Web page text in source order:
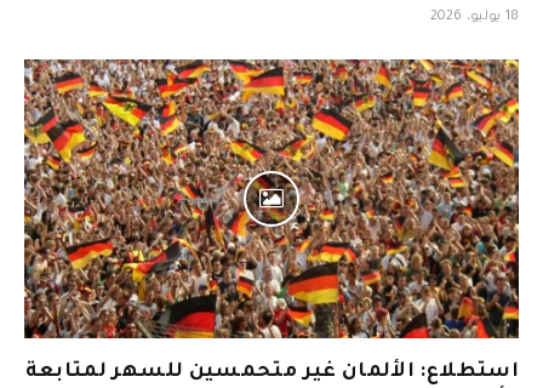
18 يوليو، 2026
استطلاع: الألمان غير متحمسين للسهر لمتابعة